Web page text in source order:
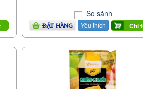
So sánh
ĐẶT HÀNG Yêu thích Chi